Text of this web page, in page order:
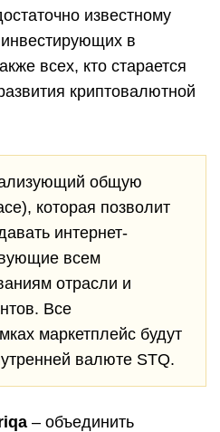
известному
в
всех, кто старается
криптовалютной
общую
которая позволит
интернет-
всем
отрасли и
Все
маркетплейс будут
валюте STQ.
– объединить